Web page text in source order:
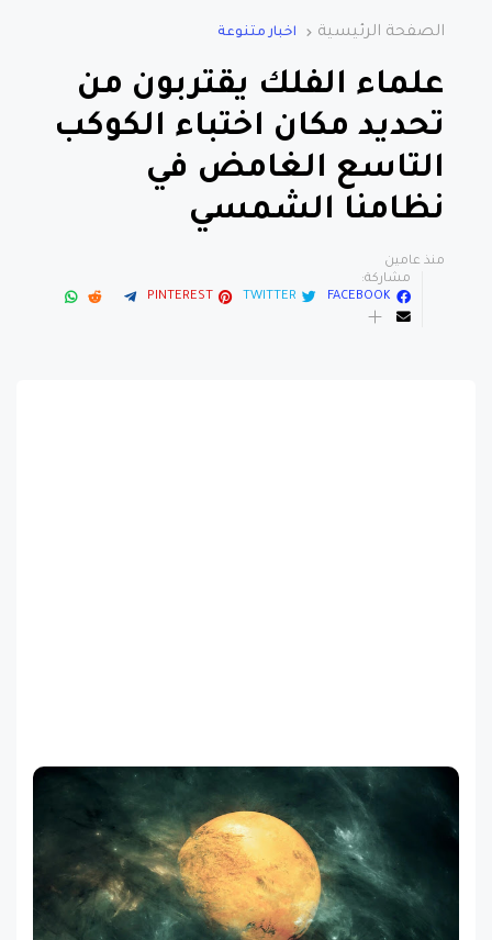
الصفحة الرئيسية اخبار متنوعة
علماء الفلك يقتربون من
تحديد مكان اختباء الكوكب
التاسع الغامض في
نظامنا الشمسي
منذ عامين
مشاركة:
FACEBOOK
TWITTER
PINTEREST